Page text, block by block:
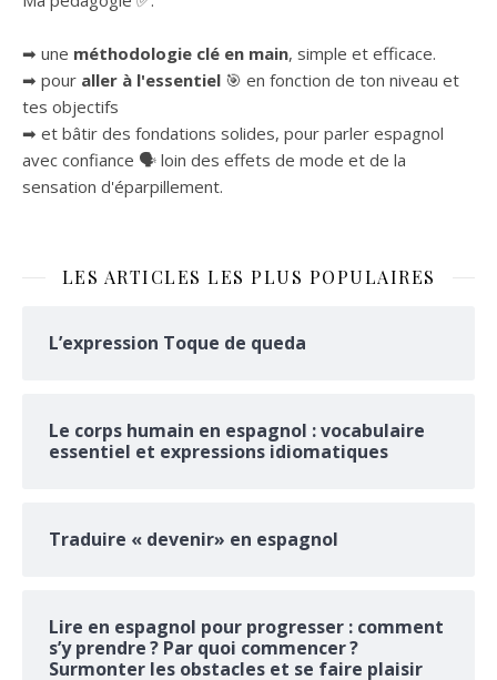
➡ une méthodologie clé en main, simple et efficace.
➡ pour aller à l'essentiel 🎯 en fonction de ton niveau et
tes objectifs
➡ et bâtir des fondations solides, pour parler espagnol
avec confiance 🗣 loin des effets de mode et de la
sensation d'éparpillement.
LES ARTICLES LES PLUS POPULAIRES
L’expression Toque de queda
Le corps humain en espagnol : vocabulaire
essentiel et expressions idiomatiques
Traduire « devenir» en espagnol
Lire en espagnol pour progresser : comment
s’y prendre ? Par quoi commencer ?
Surmonter les obstacles et se faire plaisir